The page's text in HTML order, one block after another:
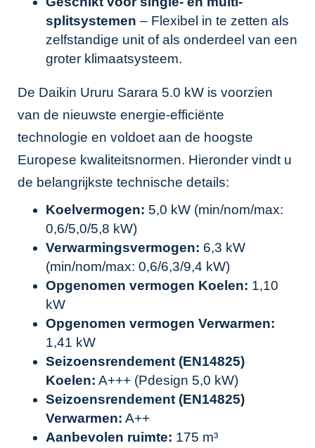
splitsystemen – Flexibel in te zetten als
zelfstandige unit of als onderdeel van een
groter klimaatsysteem.
De Daikin Ururu Sarara 5.0 kW is voorzien
van de nieuwste energie-efficiënte
technologie en voldoet aan de hoogste
Europese kwaliteitsnormen. Hieronder vindt u
de belangrijkste technische details:
Koelvermogen: 5,0 kW (min/nom/max:
0,6/5,0/5,8 kW)
Verwarmingsvermogen: 6,3 kW
(min/nom/max: 0,6/6,3/9,4 kW)
Opgenomen vermogen Koelen: 1,10
kW
Opgenomen vermogen Verwarmen:
1,41 kW
Seizoensrendement (EN14825)
Koelen: A+++ (Pdesign 5,0 kW)
Seizoensrendement (EN14825)
Verwarmen: A++
Aanbevolen ruimte: 175 m³